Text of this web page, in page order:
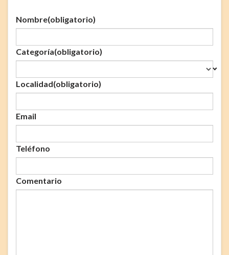
Nombre(obligatorio)
Categoría(obligatorio)
Localidad(obligatorio)
Email
Teléfono
Comentario